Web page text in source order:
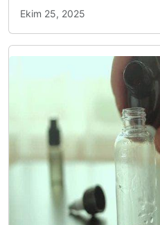
Ekim 25, 2025